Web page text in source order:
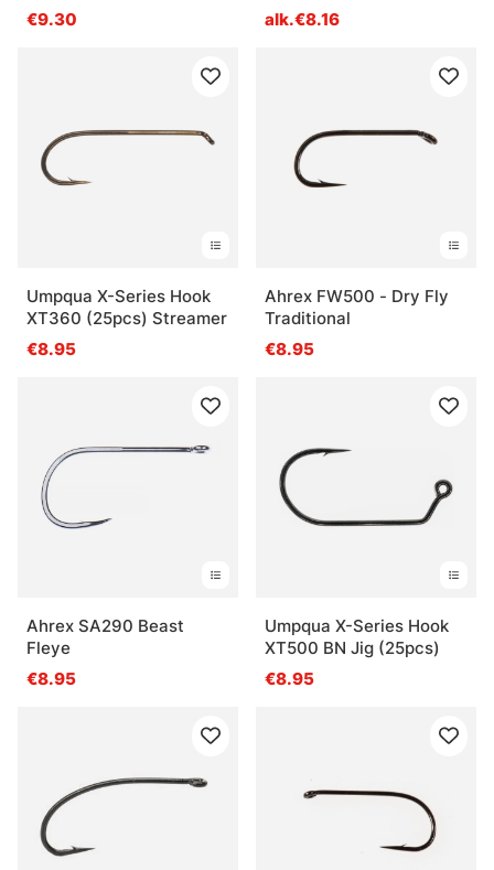
€9.30
alk.€8.16
Umpqua X-Series Hook
XT360 (25pcs) Streamer
€8.95
Ahrex FW500 - Dry Fly
Traditional
€8.95
Ahrex SA290 Beast
Fleye
€8.95
Umpqua X-Series Hook
XT500 BN Jig (25pcs)
€8.95